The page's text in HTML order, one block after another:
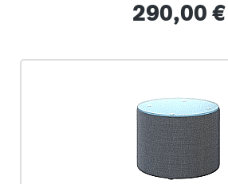
Regulärer Preis:
290,00 €